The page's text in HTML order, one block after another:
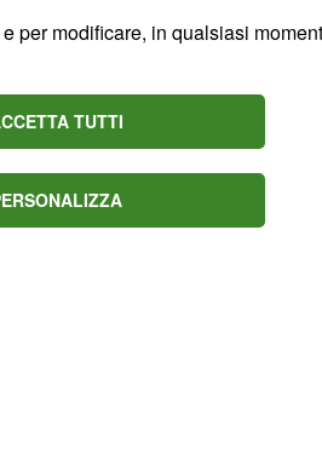
per modificare, in qualsiasi
TUTTI